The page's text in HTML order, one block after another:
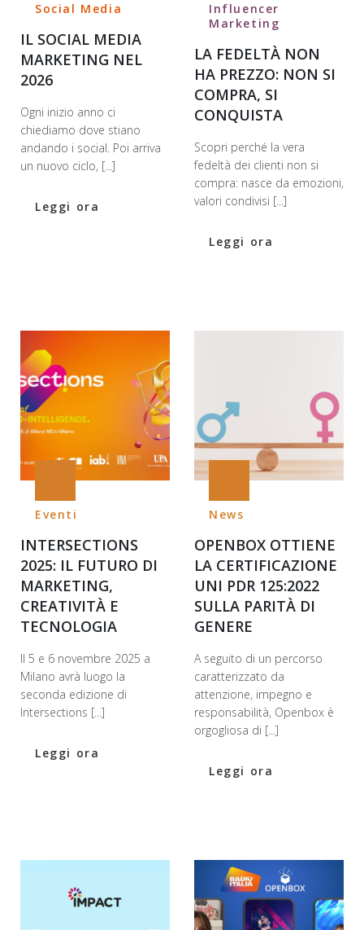
Social Media
IL SOCIAL MEDIA
MARKETING NEL
2026
Ogni inizio anno ci
chiediamo dove stiano
andando i social. Poi arriva
un nuovo ciclo, [...]
Leggi ora
Influencer
Marketing
LA FEDELTÀ NON
HA PREZZO: NON SI
COMPRA, SI
CONQUISTA
Scopri perché la vera
fedeltà dei clienti non si
compra: nasce da emozioni,
valori condivisi [...]
Leggi ora
Eventi
INTERSECTIONS
2025: IL FUTURO DI
MARKETING,
CREATIVITÀ E
TECNOLOGIA
Il 5 e 6 novembre 2025 a
Milano avrà luogo la
seconda edizione di
Intersections [...]
Leggi ora
News
OPENBOX OTTIENE
LA CERTIFICAZIONE
UNI PDR 125:2022
SULLA PARITÀ DI
GENERE
A seguito di un percorso
caratterizzato da
attenzione, impegno e
responsabilità, Openbox è
orgogliosa di [...]
Leggi ora